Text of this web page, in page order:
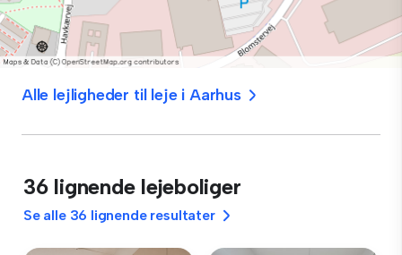
Alle lejligheder til leje i Aarhus
36 lignende lejeboliger
Se alle 36 lignende resultater